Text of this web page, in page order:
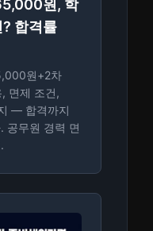
원, 학
합격률
원+2차
면제 조건,
— 합격까지
공무원 경력 면